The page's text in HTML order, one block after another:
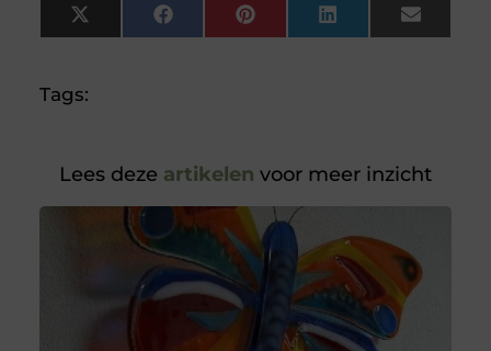
X
(Twitter)
FacebookPinterestLinkedInEmail
Tags:
Lees deze artikelen voor meer inzicht